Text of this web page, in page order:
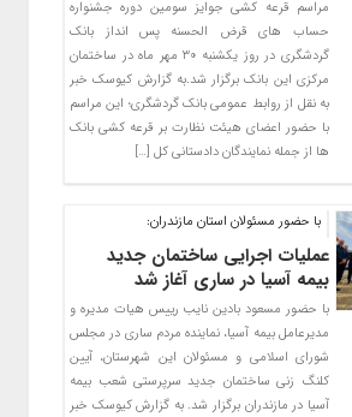
مراسم قرعه‌ کشی جوایز سومین دوره جشنواره
حساب‌ ‌های قرض‌‌ الحسنه پس‌ انداز بانک
گردشگری در روز یکشنبه ۳۰ مهر ماه در ساختمان
مرکزی این بانک برگزار شد.به گزارش کیوسک خبر
به نقل از روابط عمومی بانک گردشگری؛ این مراسم
با حضور اعضای هیئت نظارت بر قرعه‌ کشی بانک‌
ها از جمله نمایندگان دادستانی کل […]
با حضور مسئولان استان مازندران:
عملیات اجرایی ساختمان جدید
بیمه آسیا در ساری آغاز شد
با حضور مسعود بادین نایب رییس هیات مدیره و
مدیرعامل بیمه آسیا، نماینده مردم ساری در مجلس
شورای اسلامی و مسئولان این شهرستان، آیین
کلنگ زنی ساختمان جدید سرپرستی شعب بیمه
آسیا در مازندران برگزار شد. به گزارش کیوسک خبر